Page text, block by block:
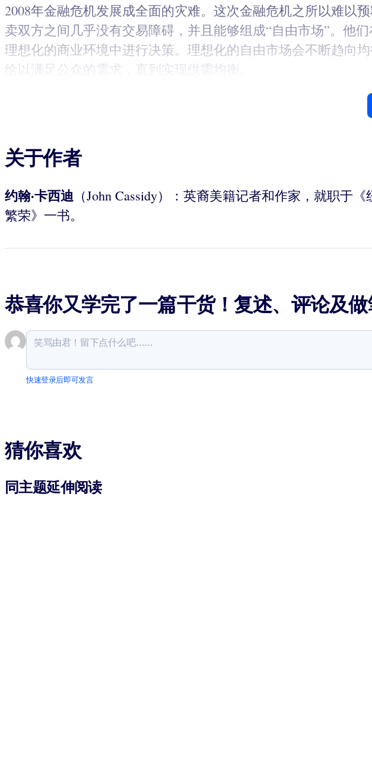
2008年金融危机发展成全面的灾难。这次金融危机之所以难以
卖双方之间几乎没有交易障碍，并且能够组成“自由市场”。他
理想化的商业环境中进行决策。理想化的自由市场会不断趋向
给以满足公众的需求，直到实现供需均衡。
关于作者
约翰·卡西迪（John Cassidy）：英裔美籍记者和作家，就职于
繁荣》一书。
恭喜你又学完了一篇干货！复述、评论及
快速登录后即可发言
猜你喜欢
同主题延伸阅读